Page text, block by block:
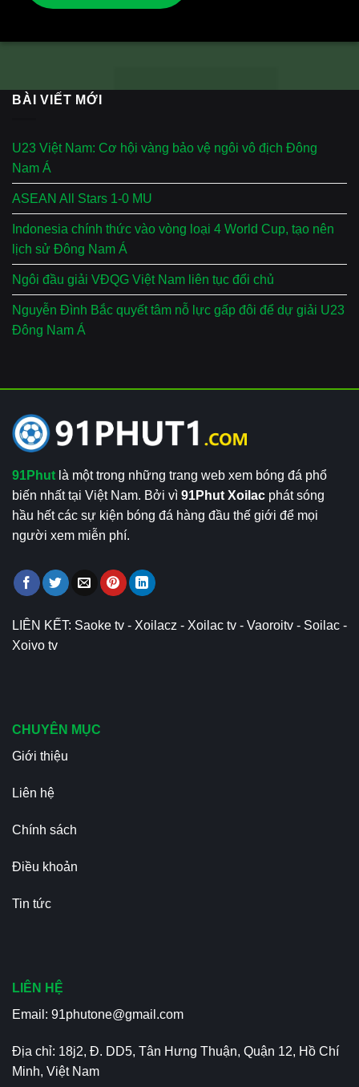
BÀI VIẾT MỚI
U23 Việt Nam: Cơ hội vàng bảo vệ ngôi vô địch Đông
Nam Á
ASEAN All Stars 1-0 MU
Indonesia chính thức vào vòng loại 4 World Cup, tạo nên
lịch sử Đông Nam Á
Ngôi đầu giải VĐQG Việt Nam liên tục đổi chủ
Nguyễn Đình Bắc quyết tâm nỗ lực gấp đôi để dự giải U23
Đông Nam Á
91Phut là một trong những trang web xem bóng đá phổ
biến nhất tại Việt Nam. Bởi vì 91Phut Xoilac phát sóng
hầu hết các sự kiện bóng đá hàng đầu thế giới để mọi
người xem miễn phí.
LIÊN KẾT: Saoke tv - Xoilacz - Xoilac tv - Vaoroitv - Soilac -
Xoivo tv
CHUYÊN MỤC
Giới thiệu
Liên hệ
Chính sách
Điều khoản
Tin tức
LIÊN HỆ
Email: 91phutone@gmail.com
Địa chỉ: 18j2, Đ. DD5, Tân Hưng Thuận, Quận 12, Hồ Chí
Minh, Việt Nam